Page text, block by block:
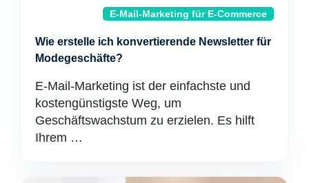
E-Mail-Marketing für E-Commerce
Wie erstelle ich konvertierende Newsletter für
Modegeschäfte?
E-Mail-Marketing ist der einfachste und
kostengünstigste Weg, um
Geschäftswachstum zu erzielen. Es hilft
Ihrem …